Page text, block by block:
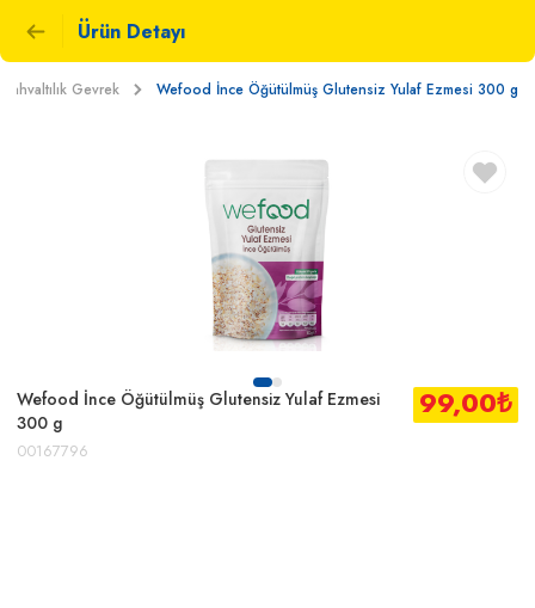
Ürün Detayı
Kahvaltılık Gevrek Wefood İnce Öğütülmüş Glutensiz Yulaf Ezmesi 300 g
Wefood İnce Öğütülmüş Glutensiz Yulaf Ezmesi
300 g
00167796
99,00₺